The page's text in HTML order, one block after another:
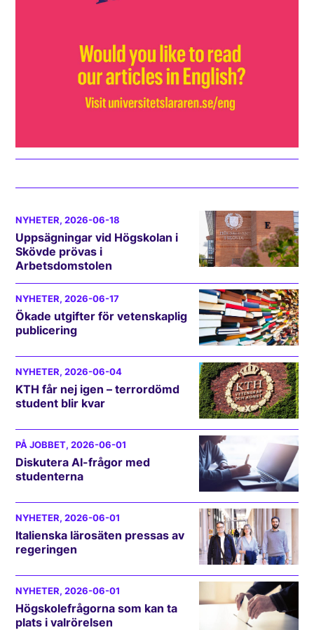
NYHETER, 2026-06-18
Uppsägningar vid Högskolan i
Skövde prövas i
Arbetsdomstolen
NYHETER, 2026-06-17
Ökade utgifter för vetenskaplig
publicering
NYHETER, 2026-06-04
KTH får nej igen – terrordömd
student blir kvar
PÅ JOBBET, 2026-06-01
Diskutera AI-frågor med
studenterna
NYHETER, 2026-06-01
Italienska lärosäten pressas av
regeringen
NYHETER, 2026-06-01
Högskolefrågorna som kan ta
plats i valrörelsen